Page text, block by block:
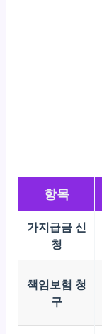
항목
가지급금 신
청
책임보험 청
구